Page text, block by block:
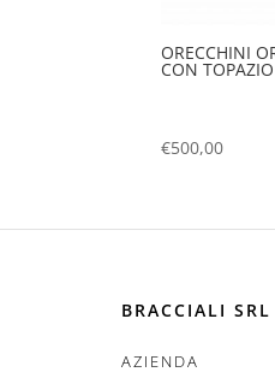
ORECCHINI
CON
€500,00
BRACCIALI SRL
AZIENDA